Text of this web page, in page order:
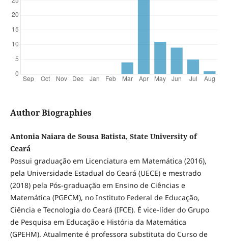
Author Biographies
Antonia Naiara de Sousa Batista, State University of
Ceará
Possui graduação em Licenciatura em Matemática (2016),
pela Universidade Estadual do Ceará (UECE) e mestrado
(2018) pela Pós-graduação em Ensino de Ciências e
Matemática (PGECM), no Instituto Federal de Educação,
Ciência e Tecnologia do Ceará (IFCE). É vice-líder do Grupo
de Pesquisa em Educação e História da Matemática
(GPEHM). Atualmente é professora substituta do Curso de